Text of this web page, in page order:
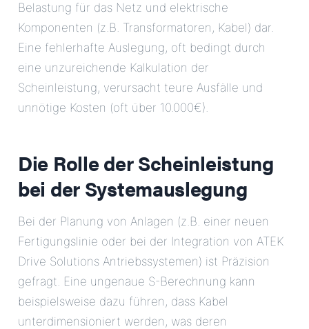
Belastung für das Netz und elektrische
Komponenten (z.B. Transformatoren, Kabel) dar.
Eine fehlerhafte Auslegung, oft bedingt durch
eine unzureichende Kalkulation der
Scheinleistung, verursacht teure Ausfälle und
unnötige Kosten (oft über 10.000€).
Die Rolle der Scheinleistung
bei der Systemauslegung
Bei der Planung von Anlagen (z.B. einer neuen
Fertigungslinie oder bei der Integration von ATEK
Drive Solutions Antriebssystemen) ist Präzision
gefragt. Eine ungenaue S-Berechnung kann
beispielsweise dazu führen, dass Kabel
unterdimensioniert werden, was deren